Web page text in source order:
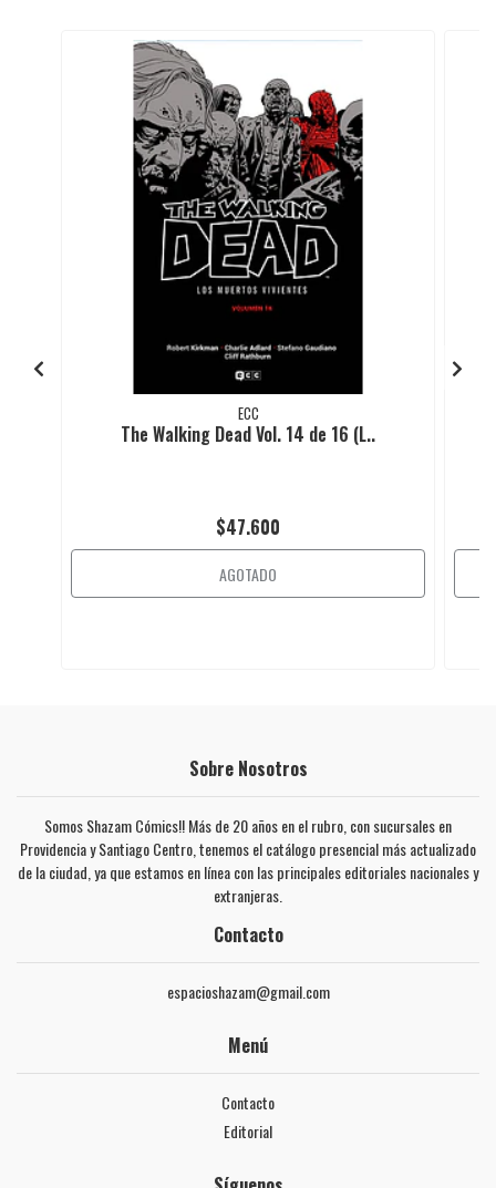
ECC
The Walking Dead Vol. 14 de 16 (L..
$47.600
AGOTADO
Sobre Nosotros
Somos Shazam Cómics!! Más de 20 años en el rubro, con sucursales en
Providencia y Santiago Centro, tenemos el catálogo presencial más actualizado
de la ciudad, ya que estamos en línea con las principales editoriales nacionales y
extranjeras.
Contacto
espacioshazam@gmail.com
Menú
Contacto
Editorial